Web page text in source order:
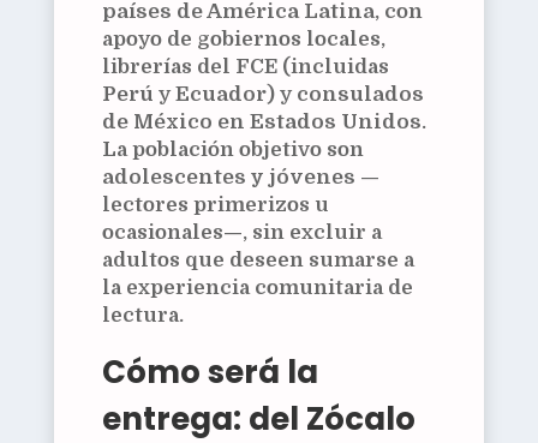
países de América Latina, con
apoyo de gobiernos locales,
librerías del FCE (incluidas
Perú yEcuador) y consulados
de México en Estados Unidos.
La población objetivo son
adolescentes y jóvenes —
lectores primerizos u
ocasionales—, sin excluir a
adultos que deseen sumarse a
la experiencia comunitaria de
lectura.
Cómo será la
entrega: del Zócalo